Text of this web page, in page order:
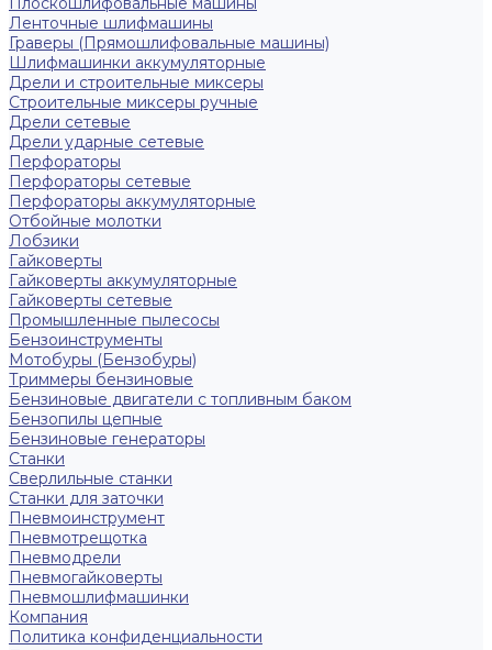
Ленточные шлифмашины
Граверы (Прямошлифовальные машины)
Шлифмашинки аккумуляторные
Дрели и строительные миксеры
Строительные миксеры ручные
Дрели сетевые
Дрели ударные сетевые
Перфораторы
Перфораторы сетевые
Перфораторы аккумуляторные
Отбойные молотки
Лобзики
Гайковерты
Гайковерты аккумуляторные
Гайковерты сетевые
Промышленные пылесосы
Бензоинструменты
Мотобуры (Бензобуры)
Триммеры бензиновые
Бензиновые двигатели с топливным баком
Бензопилы цепные
Бензиновые генераторы
Станки
Сверлильные станки
Станки для заточки
Пневмоинструмент
Пневмотрещотка
Пневмодрели
Пневмогайковерты
Пневмошлифмашинки
Компания
Политика конфиденциальности